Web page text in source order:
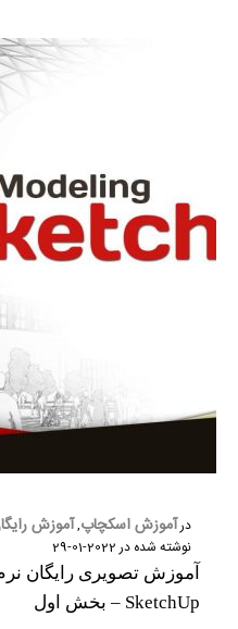
درآموزش اسکچاپ,آموزش
نوشته شده در2022-01-29
آموزش تصویری رایگان
SketchUp – بخش اول